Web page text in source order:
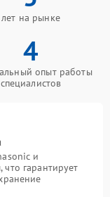
лет на рынке
4
опыт работы
специалистов
и
гарантирует